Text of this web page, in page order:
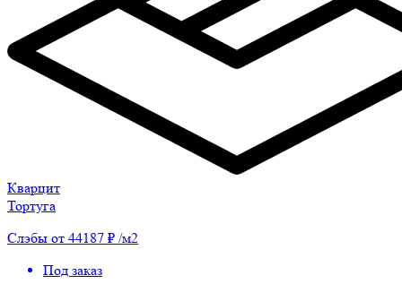
Кварцит
Тортуга
Слэбы от 44187 ₽ /м2
Под заказ